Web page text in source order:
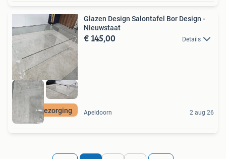
Gratis Bezorging
Glazen Design Salontafel Bor Design -
Nieuwstaat
€ 145,00 Details
Apeldoorn 2 aug 26